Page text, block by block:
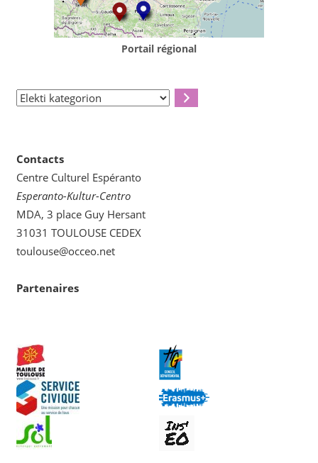
Portail régional
Elekti
Contacts
Centre Culturel Espéranto
Esperanto-Kultur-Centro
MDA, 3 place Guy Hersant
31031 TOULOUSE CEDEX
toulouse@occeo.net
Partenaires